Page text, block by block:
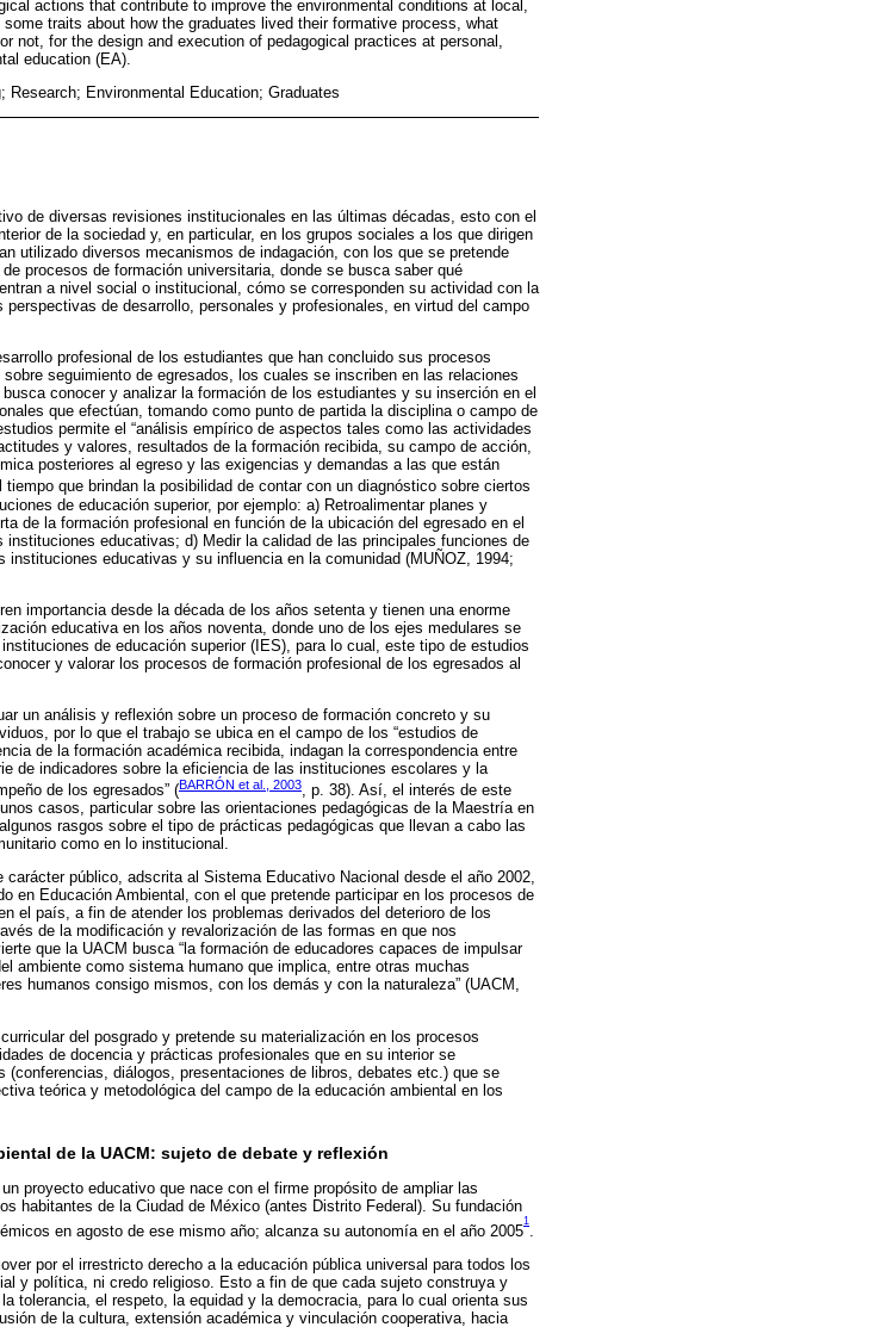
actions that contribute to improve the environmental conditions at local,
traits about how the graduates lived their formative process, what
not, for the design and execution of pedagogical practices at personal,
education (EA).
Research; Environmental Education; Graduates
de diversas revisiones institucionales en las últimas décadas, esto con el
de la sociedad y, en particular, en los grupos sociales a los que dirigen
utilizado diversos mecanismos de indagación, con los que se pretende
procesos de formación universitaria, donde se busca saber qué
a nivel social o institucional, cómo se corresponden su actividad con la
de desarrollo, personales y profesionales, en virtud del campo
profesional de los estudiantes que han concluido sus procesos
seguimiento de egresados, los cuales se inscriben en las relaciones
conocer y analizar la formación de los estudiantes y su inserción en el
que efectúan, tomando como punto de partida la disciplina o campo de
permite el “análisis empírico de aspectos tales como las actividades
y valores, resultados de la formación recibida, su campo de acción,
posteriores al egreso y las exigencias y demandas a las que están
tiempo que brindan la posibilidad de contar con un diagnóstico sobre ciertos
de educación superior, por ejemplo: a) Retroalimentar planes y
de la formación profesional en función de la ubicación del egresado en el
educativas; d) Medir la calidad de las principales funciones de
instituciones educativas y su influencia en la comunidad (MUÑOZ, 1994;
importancia desde la década de los años setenta y tienen una enorme
educativa en los años noventa, donde uno de los ejes medulares se
de educación superior (IES), para lo cual, este tipo de estudios
y valorar los procesos de formación profesional de los egresados al
un análisis y reflexión sobre un proceso de formación concreto y su
por lo que el trabajo se ubica en el campo de los “estudios de
de la formación académica recibida, indagan la correspondencia entre
de indicadores sobre la eficiencia de las instituciones escolares y la
de los egresados” (BARRÓN et al., 2003, p. 38). Así, el interés de este
casos, particular sobre las orientaciones pedagógicas de la Maestría en
rasgos sobre el tipo de prácticas pedagógicas que llevan a cabo las
como en lo institucional.
público, adscrita al Sistema Educativo Nacional desde el año 2002,
en Educación Ambiental, con el que pretende participar en los procesos de
el país, a fin de atender los problemas derivados del deterioro de los
de la modificación y revalorización de las formas en que nos
que la UACM busca “la formación de educadores capaces de impulsar
ambiente como sistema humano que implica, entre otras muchas
humanos consigo mismos, con los demás y con la naturaleza” (UACM,
del posgrado y pretende su materialización en los procesos
de docencia y prácticas profesionales que en su interior se
diálogos, presentaciones de libros, debates etc.) que se
teórica y metodológica del campo de la educación ambiental en los
de la UACM: sujeto de debate y reflexión
proyecto educativo que nace con el firme propósito de ampliar las
habitantes de la Ciudad de México (antes Distrito Federal). Su fundación
en agosto de ese mismo año; alcanza su autonomía en el año 2005
1
por el irrestricto derecho a la educación pública universal para todos los
y política, ni credo religioso. Esto a fin de que cada sujeto construya y
tolerancia, el respeto, la equidad y la democracia, para lo cual orienta sus
de la cultura, extensión académica y vinculación cooperativa, hacia